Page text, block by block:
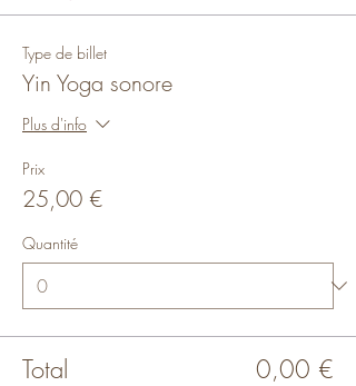
Type de billet
Yin Yoga sonore
Plus d'info
Prix
25,00 €
Quantité
Total 0,00 €